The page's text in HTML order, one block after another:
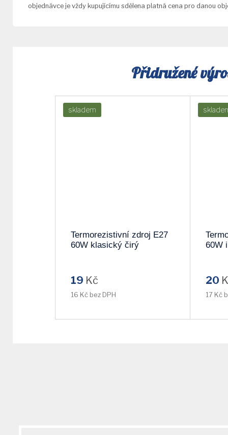
objednávce je vždy kupujícímu sdělena platná cena pro danou
Přidružené
skladem
Termorezistivní zdroj E27
60W klasický čirý
19 Kč
16 Kč bez DPH
60W
20
17 Kč